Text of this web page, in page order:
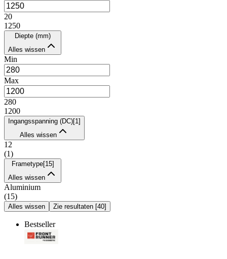
20
1250
Diepte (mm)
Alles wissen
Min
Max
280
1200
Ingangsspanning (DC)[1]
Alles wissen
12
(1)
Frametype[15]
Alles wissen
Aluminium
(15)
Alles wissen Zie resultaten [40]
Bestseller